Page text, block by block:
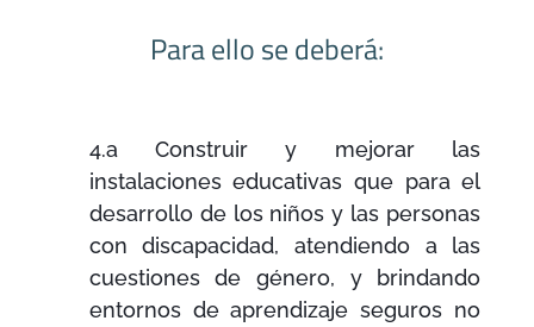
Para ello se deberá:
4.a Construir y mejorar las
instalaciones educativas que para el
desarrollo de los niños y las personas
con discapacidad, atendiendo a las
cuestiones de género, y brindando
entornos de aprendizaje seguros no